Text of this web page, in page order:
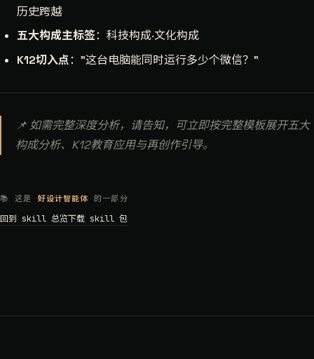
历史跨越
五大构成主标签：科技构成·文化构成
K12切入点："这台电脑能同时运行多少个微信？"
📌 如需完整深度分析，请告知，可立即按完整模板展开五大
构成分析、K12教育应用与再创作引导。
📚 这是 好设计智能体 的一部分
回到 skill 总览下载 skill 包